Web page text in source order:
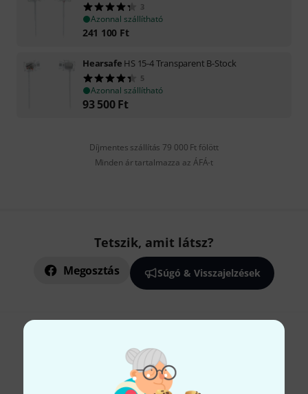
3
Azonnal szállítható
241 100 Ft
Hearsafe HS 15-4 Transparent B-Stock
5
Azonnal szállítható
93 500 Ft
Díjmentes szállítás 79 000 Ft fölött
Minden ár tartalmazza az ÁFÁ-t
Tetszik, amit látsz?
Megosztás Súgó & Visszajelzések